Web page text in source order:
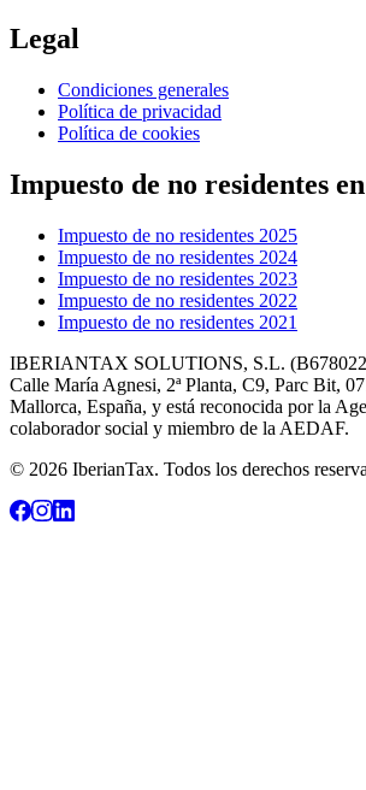
Legal
Condiciones generales
Política de privacidad
Política de cookies
Impuesto de no residentes
Impuesto de no residentes 2025
Impuesto de no residentes 2024
Impuesto de no residentes 2023
Impuesto de no residentes 2022
Impuesto de no residentes 2021
IBERIANTAX SOLUTIONS, S.L.
Calle María Agnesi, 2ª Planta, C9, Parc Bit,
Mallorca, España, y está reconocida por la
colaborador social y miembro de la AEDAF.
© 2026 IberianTax. Todos los derechos